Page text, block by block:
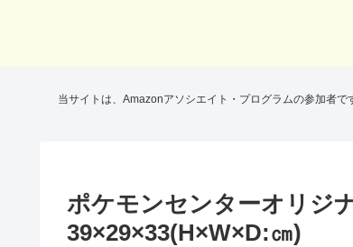
当サイトは、Amazonアソシエイト・プログラムの参加者で
ポケモンセンターオリジ
39×29×33(H×W×D:㎝)